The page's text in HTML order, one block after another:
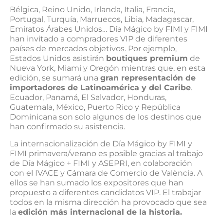
Bélgica, Reino Unido, Irlanda, Italia, Francia,
Portugal, Turquía, Marruecos, Libia, Madagascar,
Emiratos Árabes Unidos… Día Mágico by FIMI y FIMI
han invitado a compradores VIP de diferentes
países de mercados objetivos. Por ejemplo,
Estados Unidos asistirán boutiques premium de
Nueva York, Miami y Oregón mientras que, en esta
edición, se sumará una gran representación de
importadores de Latinoamérica y del Caribe.
Ecuador, Panamá, El Salvador, Honduras,
Guatemala, México, Puerto Rico y República
Dominicana son solo algunos de los destinos que
han confirmado su asistencia.
La internacionalización de Día Mágico by FIMI y
FIMI primavera/verano es posible gracias al trabajo
de Día Mágico + FIMI y ASEPRI, en colaboración
con el IVACE y Cámara de Comercio de València. A
ellos se han sumado los expositores que han
propuesto a diferentes candidatos VIP. El trabajar
todos en la misma dirección ha provocado que sea
la edición más internacional de la historia.